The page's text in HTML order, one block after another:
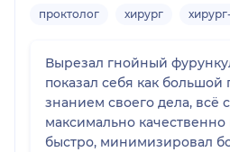
проктолог хирург
Вырезал гнойный
показал себя как
знанием своего дела, всё
максимально качественно
быстро, минимизировал